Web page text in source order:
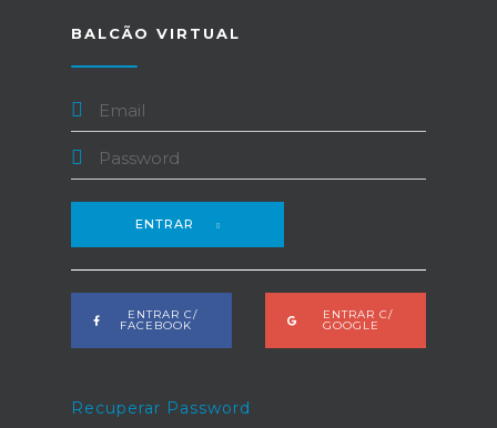
BALCÃO VIRTUAL
ENTRAR
ENTRAR C/
FACEBOOK
ENTRAR C/
GOOGLE
Recuperar Password